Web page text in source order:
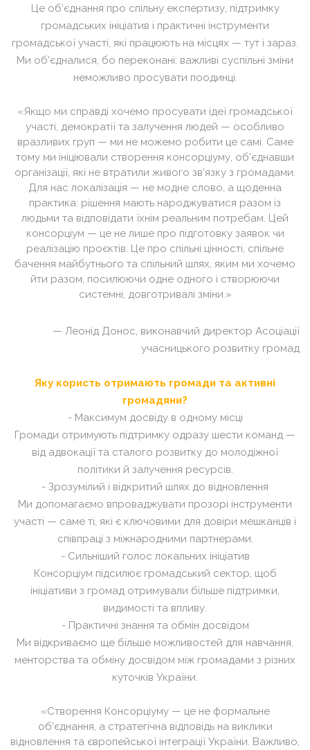
Це об’єднання про спільну експертизу, підтримку
громадських ініціатив і практичні інструменти
громадської участі, які працюють на місцях — тут і зараз.
Ми об’єдналися, бо переконані: важливі суспільні зміни
неможливо просувати поодинці.
«Якщо ми справді хочемо просувати ідеї громадської
участі, демократії та залучення людей — особливо
вразливих груп — ми не можемо робити це самі. Саме
тому ми ініціювали створення консорціуму, об’єднавши
організації, які не втратили живого зв’язку з громадами.
Для нас локалізація — не модне слово, а щоденна
практика: рішення мають народжуватися разом із
людьми та відповідати їхнім реальним потребам. Цей
консорціум — це не лише про підготовку заявок чи
реалізацію проєктів. Це про спільні цінності, спільне
бачення майбутнього та спільний шлях, яким ми хочемо
йти разом, посилюючи одне одного і створюючи
системні, довготривалі зміни.»
— Леонід Донос, виконавчий директор Асоціації
учасницького розвитку громад
Яку користь отримають громади та активні
громадяни?
- Максимум досвіду в одному місці
Громади отримують підтримку одразу шести команд —
від адвокації та сталого розвитку до молодіжної
політики й залучення ресурсів.
- Зрозумілий і відкритий шлях до відновлення
Ми допомагаємо впроваджувати прозорі інструменти
участі — саме ті, які є ключовими для довіри мешканців і
співпраці з міжнародними партнерами.
- Сильніший голос локальних ініціатив
Консорціум підсилює громадський сектор, щоб
ініціативи з громад отримували більше підтримки,
видимості та впливу.
-Практичні знання та обмін досвідом
Ми відкриваємо ще більше можливостей для навчання,
менторства та обміну досвідом між громадами з різних
куточків України.
«Створення Консорціуму — це не формальне
об’єднання, а стратегічна відповідь на виклики
відновлення та європейської інтеграції України. Важливо,